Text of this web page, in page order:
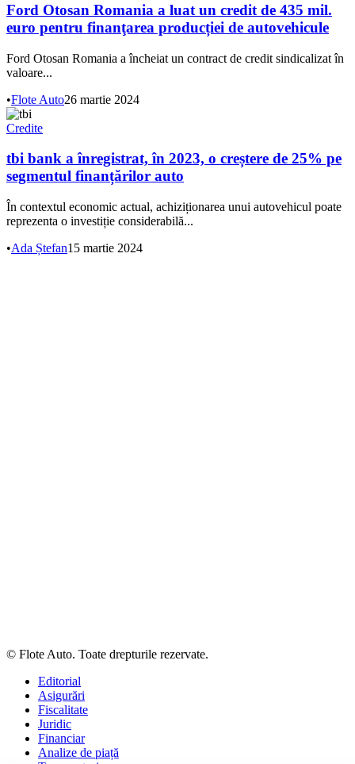
Ford Otosan Romania a luat un credit de 435 mil.
euro pentru finanţarea producției de autovehicule
Ford Otosan Romania a încheiat un contract de credit sindicalizat în
valoare...
•Flote Auto26 martie 2024
Credite
tbi bank a înregistrat, în 2023, o creștere de 25% pe
segmentul finanțărilor auto
În contextul economic actual, achiziționarea unui autovehicul poate
reprezenta o investiție considerabilă...
•Ada Ștefan15 martie 2024
© Flote Auto. Toate drepturile rezervate.
Editorial
Asigurări
Fiscalitate
Juridic
Financiar
Analize de piață